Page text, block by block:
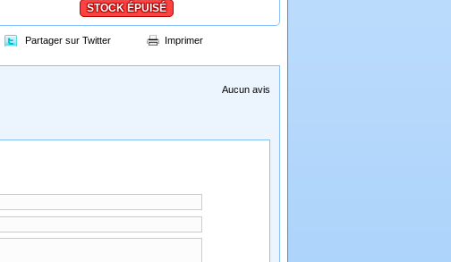
STOCK ÉPUISÉ
Partager sur Twitter
Imprimer
Aucun avis